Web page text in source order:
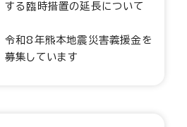
する臨時措置の延長について
令和8年熊本地震災害義援金を
募集しています